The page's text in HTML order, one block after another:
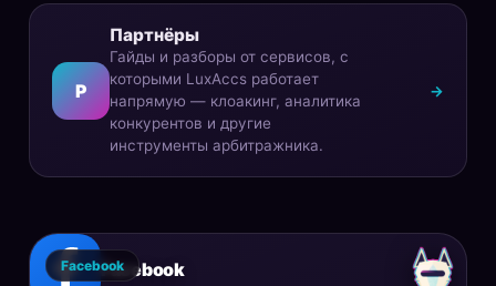
P
Партнёры
Гайды и разборы от сервисов, с
которыми LuxAccs работает
напрямую — клоакинг, аналитика
конкурентов и другие
инструменты арбитражника.
→
Facebook
Facebook